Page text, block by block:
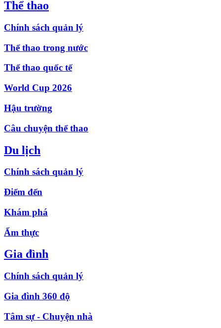
Thể thao
Chính sách quản lý
Thể thao trong nước
Thể thao quốc tế
World Cup 2026
Hậu trường
Câu chuyện thể thao
Du lịch
Chính sách quản lý
Điểm đến
Khám phá
Ẩm thực
Gia đình
Chính sách quản lý
Gia đình 360 độ
Tâm sự - Chuyện nhà